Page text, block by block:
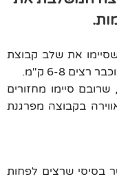
את שלב קבוצת
6-8 ק"מ.
סיימו מחזורים
בקבוצה מפרגנת
בסיסי שרצים לפחות